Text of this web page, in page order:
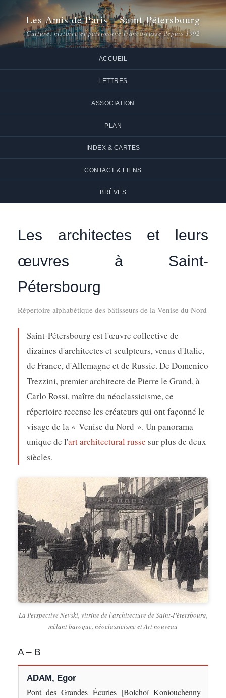
Les Amis de Paris – Saint-Pétersbourg
Culture, histoire et patrimoine franco-russe depuis 1992
ACCUEIL
LETTRES
ASSOCIATION
PLAN
INDEX & CARTES
CONTACT & LIENS
BRÈVES
Les architectes et leurs
œuvres à Saint-
Pétersbourg
Répertoire alphabétique des bâtisseurs de la Venise du Nord
Saint-Pétersbourg est l'œuvre collective de
dizaines d'architectes et sculpteurs, venus d'Italie,
de France, d'Allemagne et de Russie. De Domenico
Trezzini, premier architecte de Pierre le Grand, à
Carlo Rossi, maître du néoclassicisme, ce
répertoire recense les créateurs qui ont façonné le
visage de la « Venise du Nord ». Un panorama
unique de l'art architectural russe sur plus de deux
siècles.
La Perspective Nevski, vitrine de l'architecture de Saint-Pétersbourg,
mêlant baroque, néoclassicisme et Art nouveau
A – B
ADAM, Egor
Pont des Grandes Écuries [Bolchoï Koniouchenny